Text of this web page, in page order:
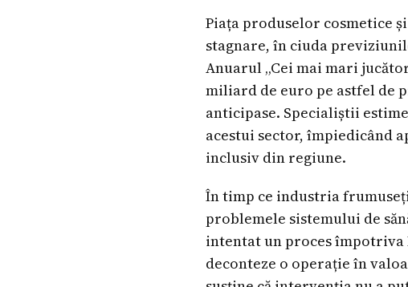
Piața produselor cosmetice
stagnare, în ciuda
Anuarul „Cei mai mari
miliard de euro pe astfel de
anticipase. Specialiștii
acestui sector, împiedicând
inclusiv din regiune.
În timp ce industria
problemele sistemului de
intentat un proces
deconteze o operație în